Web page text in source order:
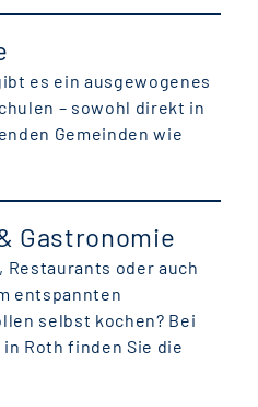
es ein ausgewogenes
– sowohl direkt in
Gemeinden wie
Gastronomie
Restaurants oder auch
entspannten
selbst kochen? Bei
Roth finden Sie die